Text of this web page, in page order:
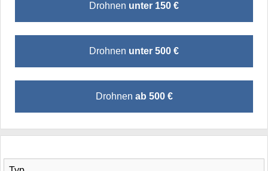
Drohnen unter 150 €
Drohnen unter 500 €
Drohnen ab 500 €